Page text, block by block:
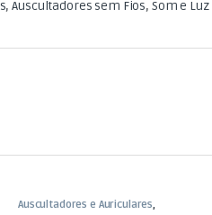
,Auscultadores sem Fios, Som e Luz
Auscultadores e Auriculares,